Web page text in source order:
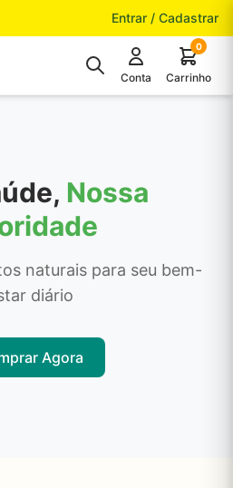
Entrar / Cadastrar
Conta
0
Carrinho
Nossa
naturais para seu bem-
diário
Agora